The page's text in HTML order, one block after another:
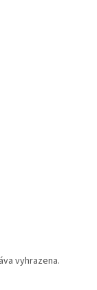
vyhrazena.